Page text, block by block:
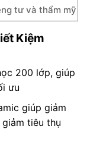
tư và thẩm mỹ
Kiệm
200 lớp, giúp
ưu
giúp giảm
tiêu thụ